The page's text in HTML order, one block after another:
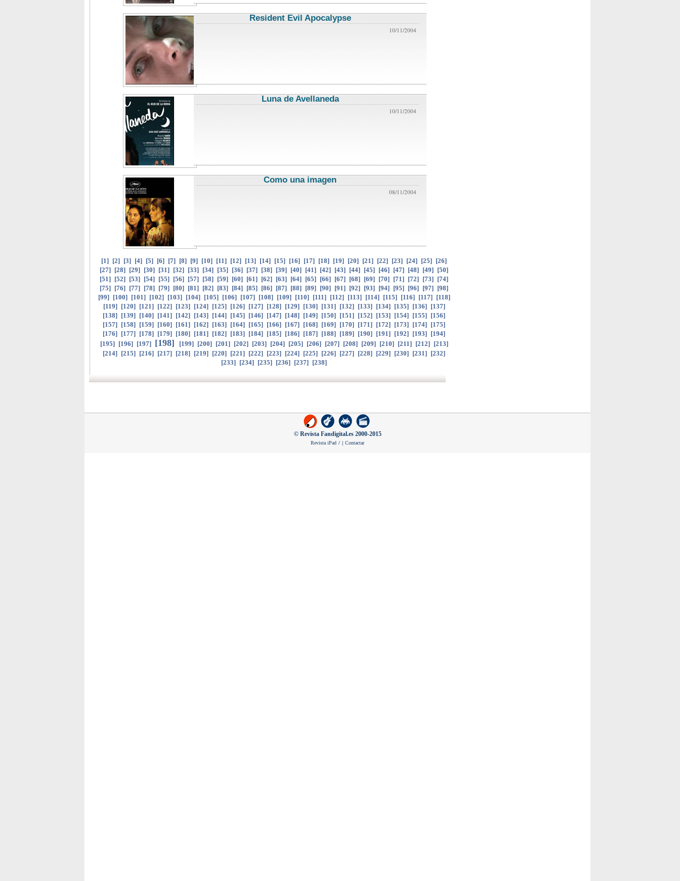
Resident Evil Apocalypsecritica de cine
10/11/2004
Luna de Avellanedacritica de cine
10/11/2004
Como una imagen
08/11/2004
[1] [2] [3] [4] [5] [6] [7] [8] [9] [10] [11] [12] [13] [14] [15] [16] [17] [18] [19] [20] [21] [22] [23] [24] [25] [26]
[27] [28] [29] [30] [31] [32] [33] [34] [35] [36] [37] [38] [39] [40] [41] [42] [43] [44] [45] [46] [47] [48] [49] [50]
[51] [52] [53] [54] [55] [56] [57] [58] [59] [60] [61] [62] [63] [64] [65] [66] [67] [68] [69] [70] [71] [72] [73] [74]
[75] [76] [77] [78] [79] [80] [81] [82] [83] [84] [85] [86] [87] [88] [89] [90] [91] [92] [93] [94] [95] [96] [97] [98]
[99] [100] [101] [102] [103] [104] [105] [106] [107] [108] [109] [110] [111] [112] [113] [114] [115] [116] [117] [118]
[119] [120] [121] [122] [123] [124] [125] [126] [127] [128] [129] [130] [131] [132] [133] [134] [135] [136] [137]
[138] [139] [140] [141] [142] [143] [144] [145] [146] [147] [148] [149] [150] [151] [152] [153] [154] [155] [156]
[157] [158] [159] [160] [161] [162] [163] [164] [165] [166] [167] [168] [169] [170] [171] [172] [173] [174] [175]
[176] [177] [178] [179] [180] [181] [182] [183] [184] [185] [186] [187] [188] [189] [190] [191] [192] [193] [194]
[195] [196] [197] [198] [199] [200] [201] [202] [203] [204] [205] [206] [207] [208] [209] [210] [211] [212] [213]
[214] [215] [216] [217] [218] [219] [220] [221] [222] [223] [224] [225] [226] [227] [228] [229] [230] [231] [232]
[233] [234] [235] [236] [237] [238]
© Revista Fandigital.es 2000-2015
Revista iPad / | Contactar